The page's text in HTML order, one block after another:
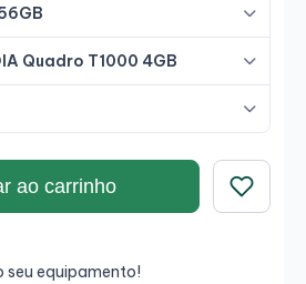
17,3 polegadas
conforto e precisão em projetos
Quadro T1000 4GB
ao carrinho
seu equipamento!